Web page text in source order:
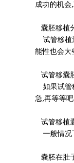
成功的机会
囊胚移植
试管移植
能性也会大
试管移囊
如果试管
急,再等等吧
试管移植
一般情况
囊胚在肚